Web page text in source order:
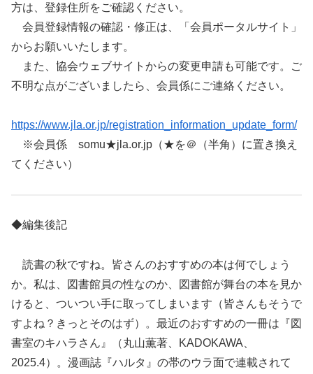
方は、登録住所をご確認ください。
会員登録情報の確認・修正は、「会員ポータルサイト」
からお願いいたします。
また、協会ウェブサイトからの変更申請も可能です。ご
不明な点がございましたら、会員係にご連絡ください。
https://www.jla.or.jp/registration_information_update_form/
※会員係 somu★jla.or.jp（★を＠（半角）に置き換え
てください）
◆編集後記
読書の秋ですね。皆さんのおすすめの本は何でしょう
か。私は、図書館員の性なのか、図書館が舞台の本を見か
けると、ついつい手に取ってしまいます（皆さんもそうで
すよね？きっとそのはず）。最近のおすすめの一冊は『図
書室のキハラさん』（丸山薫著、KADOKAWA、
2025.4）。漫画誌『ハルタ』の帯のウラ面で連載されて